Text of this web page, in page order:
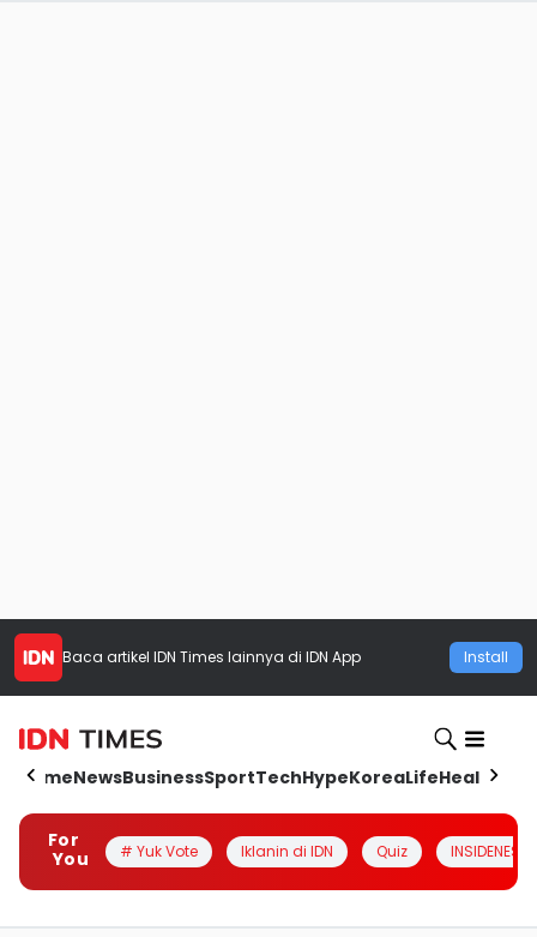
Baca artikel IDN Times lainnya di IDN App Install
HomeNewsBusinessSportTechHypeKoreaLifeHealth
For
You
# Yuk Vote Iklanin di IDN Quiz INSIDENESIA